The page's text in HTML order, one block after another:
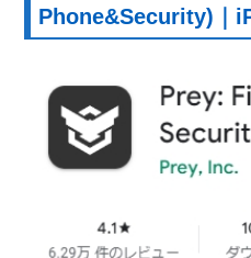
Phone&Security)｜